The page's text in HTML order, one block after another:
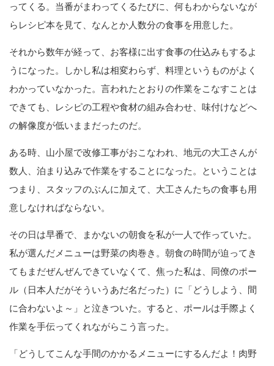
ってくる。当番がまわってくるたびに、何もわからないなが
らレシピ本を見て、なんとか人数分の食事を用意した。
それから数年が経って、お客様に出す食事の仕込みもするよ
うになった。しかし私は相変わらず、料理というものがよく
わかっていなかった。言われたとおりの作業をこなすことは
できても、レシピの工程や食材の組み合わせ、味付けなどへ
の解像度が低いままだったのだ。
ある時、山小屋で改修工事がおこなわれ、地元の大工さんが
数人、泊まり込みで作業をすることになった。ということは
つまり、スタッフのぶんに加えて、大工さんたちの食事も用
意しなければならない。
その日は早番で、まかないの朝食を私が一人で作っていた。
私が選んだメニューは野菜の肉巻き。朝食の時間が迫ってき
てもまだぜんぜんできていなくて、焦った私は、同僚のポー
ル（日本人だがそういうあだ名だった）に「どうしよう、間
に合わないよ～」と泣きついた。すると、ポールは手際よく
作業を手伝ってくれながらこう言った。
「どうしてこんな手間のかかるメニューにするんだよ！肉野